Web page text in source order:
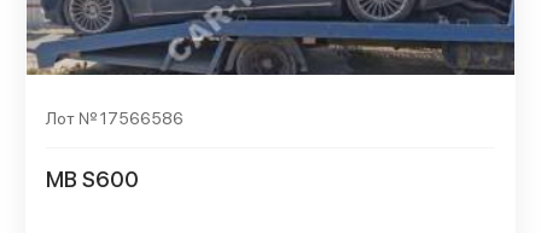
Лот № 17566586
MB S600